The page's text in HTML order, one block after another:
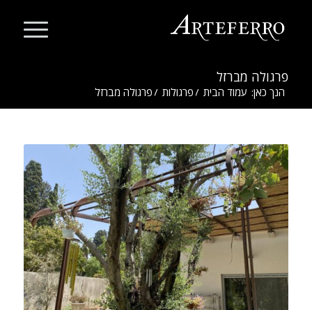
פרגולה מברזל
הנך כאן: עמוד הבית / פרגולות / פרגולה מברזל